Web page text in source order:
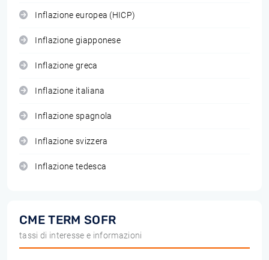
Inflazione europea (HICP)
Inflazione giapponese
Inflazione greca
Inflazione italiana
Inflazione spagnola
Inflazione svizzera
Inflazione tedesca
CME TERM SOFR
tassi di interesse e informazioni